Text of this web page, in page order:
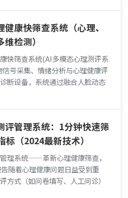
康快筛查系统（心理、
检测）
快筛查系统(AI多模态心理测评系
号采集、情绪分析与心理健康评
断设备，系统通过融合人脸动态
评管理系统：1分钟快速筛
标（2024最新技术）
理系统——革新心理健康筛查，
随着心理健康问题日益受到重
方式（如问卷填写、人工问诊）